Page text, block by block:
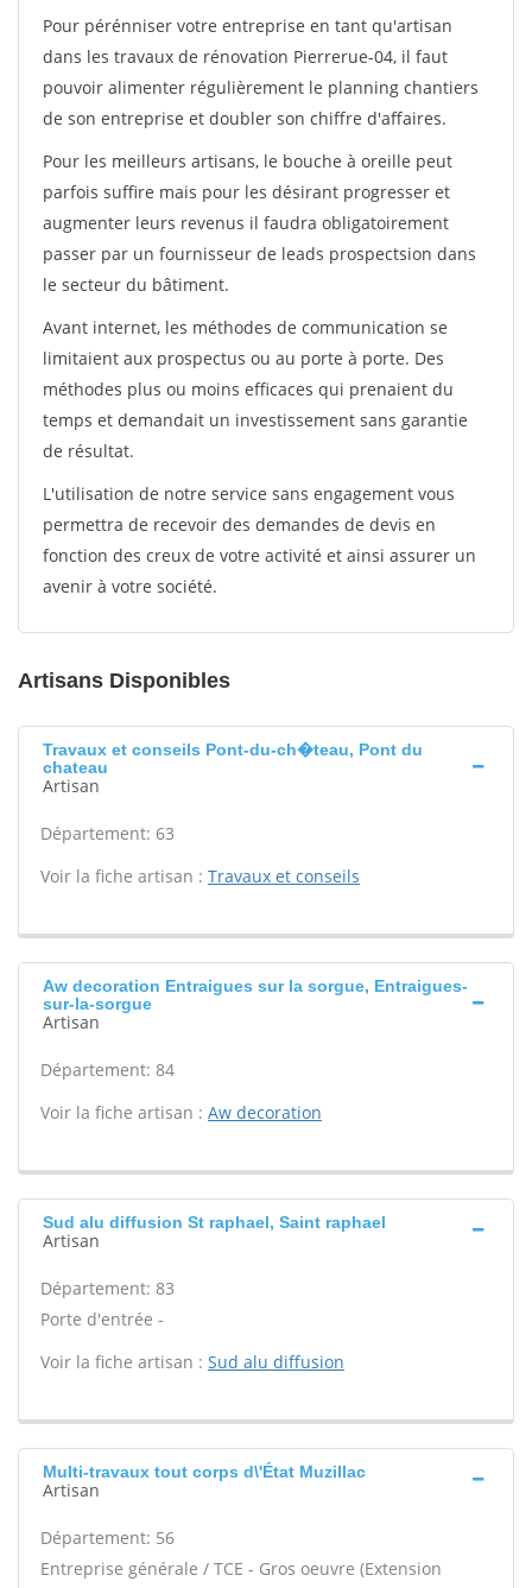
Pour pérénniser votre entreprise en tant qu'artisan
dans les travaux de rénovation Pierrerue-04, il faut
pouvoir alimenter régulièrement le planning chantiers
de son entreprise et doubler son chiffre d'affaires.
Pour les meilleurs artisans, le bouche à oreille peut
parfois suffire mais pour les désirant progresser et
augmenter leurs revenus il faudra obligatoirement
passer par un fournisseur de leads prospectsion dans
le secteur du bâtiment.
Avant internet, les méthodes de communication se
limitaient aux prospectus ou au porte à porte. Des
méthodes plus ou moins efficaces qui prenaient du
temps et demandait un investissement sans garantie
de résultat.
L'utilisation de notre service sans engagement vous
permettra de recevoir des demandes de devis en
fonction des creux de votre activité et ainsi assurer un
avenir à votre société.
Artisans Disponibles
Travaux et conseils Pont-du-ch�teau, Pont du
chateau
Artisan
Département: 63
Voir la fiche artisan : Travaux et conseils
Aw decoration Entraigues sur la sorgue, Entraigues-
sur-la-sorgue
Artisan
Département: 84
Voir la fiche artisan : Aw decoration
Sud alu diffusion St raphael, Saint raphael
Artisan
Département: 83
Porte d'entrée -
Voir la fiche artisan : Sud alu diffusion
Multi-travaux tout corps d\'État Muzillac
Artisan
Département: 56
Entreprise générale / TCE - Gros oeuvre (Extension